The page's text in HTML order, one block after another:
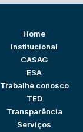
Home
Institucional
CASAG
ESA
Trabalhe conosco
TED
Transparência
Serviços